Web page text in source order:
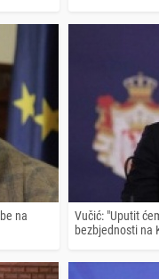
na
Vučić: "Uputit
bezbjednosti na